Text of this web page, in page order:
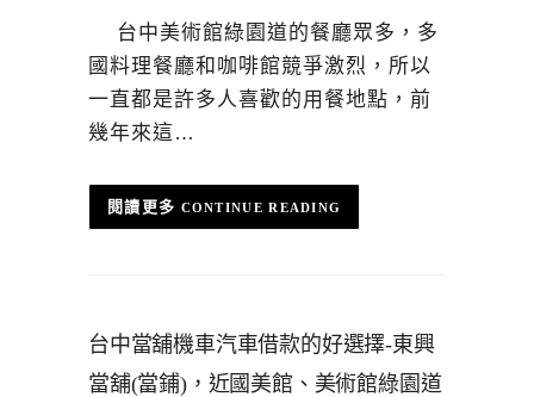
台中美術館綠園道的餐廳眾多，多
國料理餐廳和咖啡館競爭激烈，所以
一直都是許多人喜歡的用餐地點，前
幾年來這…
CONTINUE READING
台中當舖機車汽車借款的好選擇-東興
當舖(當鋪)，近國美館、美術館綠園道